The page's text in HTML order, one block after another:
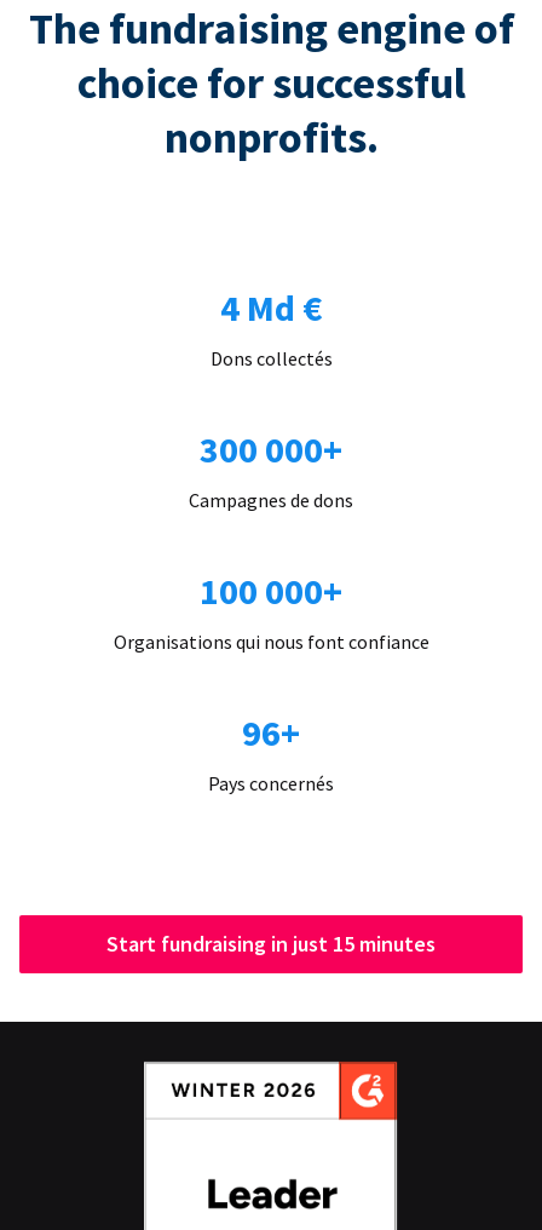
The fundraising engine of
choice for successful
nonprofits.
4 Md €
Dons collectés
300 000+
Campagnes de dons
100 000+
Organisations qui nous font confiance
96+
Pays concernés
Start fundraising in just 15 minutes